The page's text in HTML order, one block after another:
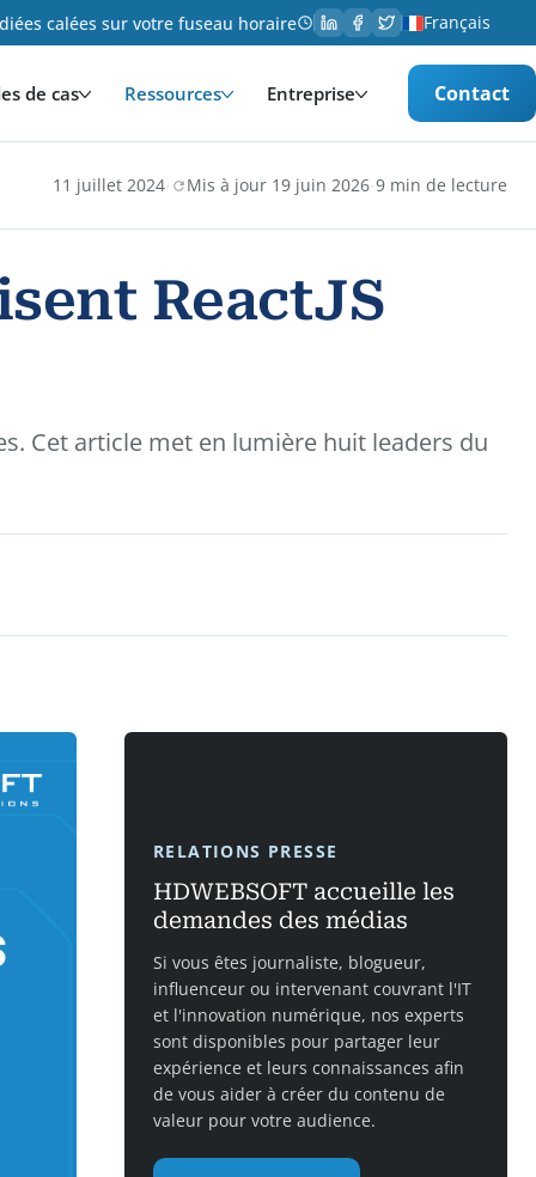
calées sur votre fuseau horaire Français
de cas Ressources Entreprise Contact
11 juillet 2024· Mis à jour 19 juin 2026·9 min de lecture
ReactJS
Cet article met en lumière huit leaders du
RELATIONS PRESSE
HDWEBSOFT accueille les
demandes des médias
Si vous êtes journaliste, blogueur,
influenceur ou intervenant couvrant l'IT
et l'innovation numérique, nos experts
sont disponibles pour partager leur
expérience et leurs connaissances afin
de vous aider à créer du contenu de
valeur pour votre audience.